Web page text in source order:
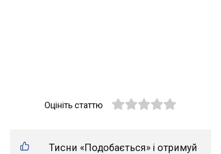
Оцініть статтю
Тисни «Подобається» і отримуй